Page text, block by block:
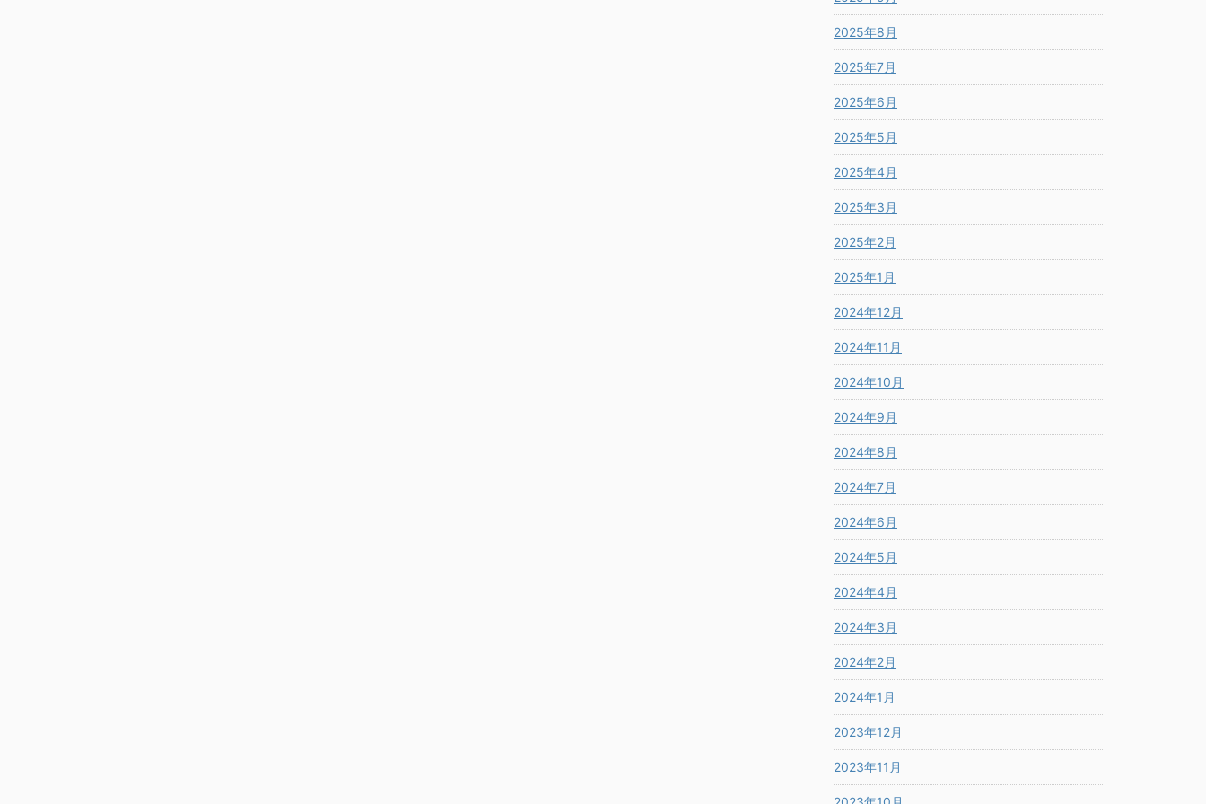
2025年8月
2025年7月
2025年6月
2025年5月
2025年4月
2025年3月
2025年2月
2025年1月
2024年12月
2024年11月
2024年10月
2024年9月
2024年8月
2024年7月
2024年6月
2024年5月
2024年4月
2024年3月
2024年2月
2024年1月
2023年12月
2023年11月